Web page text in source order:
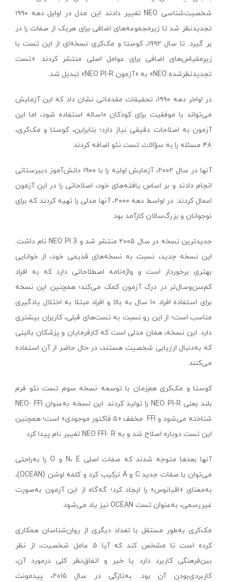
شخصیت‌شناسی NEO تغییر دادند. این مدل در اوایل دهه ۱۹۹۰
تجدیدنظر شد تا زیرمجموعه‌های اضافی برای هریک از صفات را در
بر گیرد. تا سال ۱۹۹۲، کوستا و مک‌کری نسخه‌ای از این تست با
زیرمقیاس‌های اضافی برای عوامل اصلی منتشر کردند. «تست
تجدیدنظرشده NEO» به «آزمون NEO PI-R» تبدیل شد.
در اواخر دهه ۱۹۹۰، تحقیقات مقدماتی نشان داد که این آزمایش
می‌تواند با موفقیت برای کودکان ۱۰ساله استفاده شود، اما این
آزمون به اصلاحات دقیقی نیاز دارد؛ بنابراین، کوستا و مک‌کری،
۴۸ مسئله را به سؤالات تست نئو اضافه کردند.
آنها در سال ۲۰۰۲، آزمایش اولیه را با ۱۹۰۰ دانش‌آموز دبیرستانی
انجام دادند و بر اساس یافته‌های خود، اصلاحاتی را در این آزمون
اعمال کردند. در اواسط دهه ۲۰۰۰، آنها مدلی را تهیه کردند که برای
نوجوانان و بزرگ‌سالان کارآمد بود.
جدیدترین نسخه در سال ۲۰۰۵ منتشر شد و NEO PI 3 نام داشت.
این نسخه جدید، نسبت به نسخه‌های قدیمی خود، از خوانایی
بهتری برخوردار است و واژه‌نامه اصطلاحاتی دارد که به افراد
کم‌‌سن‌وسال‌تر در درک آزمون کمک می‌کند؛ همچنین این نسخه
برای استفاده افراد ۱۰ سال به بالا و افراد مبتلا به اختلال یادگیری
مناسب است؛ از این رو نسبت به تست‌های قبلی، کاربران بیشتری
دارد. این نسخه، همان مدلی است که کارفرمایان و پزشکان بالینی
که به‌دنبال ارزیابی شخصیت هستند، در حال حاضر از آن استفاده
می‌کنند.
کوستا و مک‌کری هم‌زمان با توسعه نسخه سوم تست نئو فرم
بلند یعنی NEO PI-R را تولید کردند. این نسخه به‌عنوان NEO- FFI
شناخته می‌شود و FFI مخفف «۵ فاکتور موجودی» است؛ همچنین
این تست دوباره اصلاح شد و به NEO FFI- R تغییر نام پیدا کرد.
آنها بعدها متوجه شدند که صفات اصلی N، E و O را به‌راحتی
می‌توان با صفات جدید C و A ترکیب کرد و کلمه اوشن (OCEAN)،
به‌معنای «اقیانوس» را ایجاد کرد؛ گه‌گاه از این آزمون به‌صورت
غیررسمی، به‌عنوان تست OCEAN نیز یاد می‌شود.
مک‌کری به‌طور مستقل با تعداد دیگری از روان‌شناسان همکاری
کرده است تا مشخص کند که آیا ۵ عامل شخصیت، از نظر
بین‌فرهنگی کاربرد دارد یا خیر و اتفاق‌نظر کلی درمورد آن،
کاربردی‌بودن آن بود. به‌تازگی در سال ۲۰۱۵، پیدمونت